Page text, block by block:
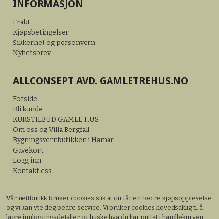
INFORMASJON
Frakt
Kjøpsbetingelser
Sikkerhet og personvern
Nyhetsbrev
ALLCONSEPT AVD. GAMLETREHUS.NO
Forside
Bli kunde
KURSTILBUD GAMLE HUS
Om oss og Villa Bergfall
Bygningsvernbutikken i Hamar
Gavekort
Logg inn
Kontakt oss
Vår nettbutikk bruker cookies slik at du får en bedre kjøpsopplevelse
og vi kan yte deg bedre service. Vi bruker cookies hovedsaklig til å
lagre innloggingsdetaljer og huske hva du har puttet i handlekurven